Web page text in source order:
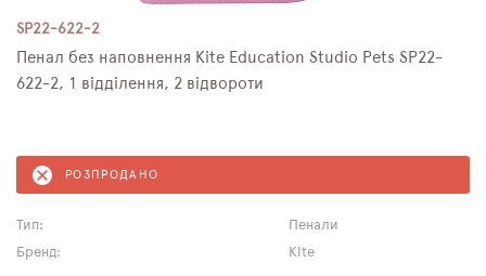
SP22-622-2
Пенал без наповнення Kite Education Studio Pets SP22-
622-2, 1 відділення, 2 відвороти
РОЗПРОДАНО
Тип:
Пенали
Бренд:
Kite